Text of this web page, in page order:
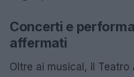
Concerti e
affermati
Oltre ai musical, il